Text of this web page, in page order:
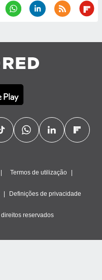
Termos de utilização
Definições de privacidade
reservados